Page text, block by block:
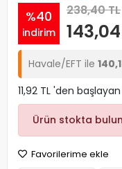
%40
indirim
238,40 TL
Havale/EFT ile
11,92 TL 'den
Ürün stokta
Favorilerime ekle